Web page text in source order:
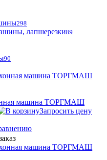
298
лапшерезки89
90
машина ТОРГМАШ
Запросить цену